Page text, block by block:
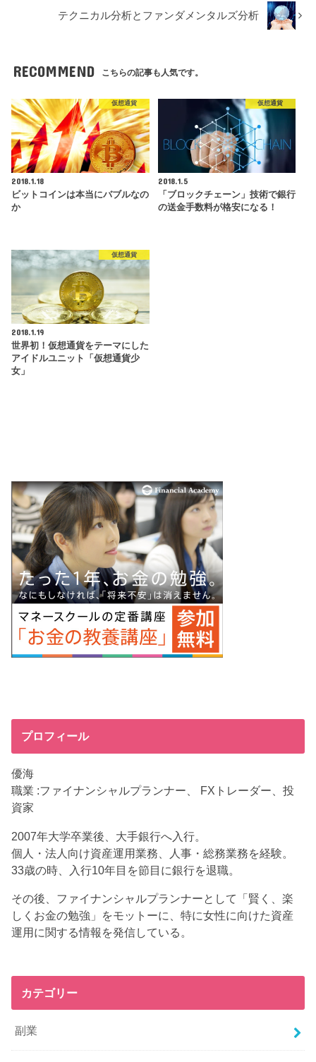
テクニカル分析とファンダメンタルズ分析
RECOMMEND こちらの記事も人気です。
仮想通貨
2018.1.18
ビットコインは本当にバブルなの
か
仮想通貨
2018.1.5
「ブロックチェーン」技術で銀行
の送金手数料が格安になる！
仮想通貨
2018.1.19
世界初！仮想通貨をテーマにした
アイドルユニット「仮想通貨少
女」
プロフィール
優海
職業 :ファイナンシャルプランナー、 FXトレーダー、投
資家
2007年大学卒業後、大手銀行へ入行。
個人・法人向け資産運用業務、人事・総務業務を経験。
33歳の時、入行10年目を節目に銀行を退職。
その後、ファイナンシャルプランナーとして「賢く、楽
しくお金の勉強」をモットーに、特に女性に向けた資産
運用に関する情報を発信している。
カテゴリー
副業